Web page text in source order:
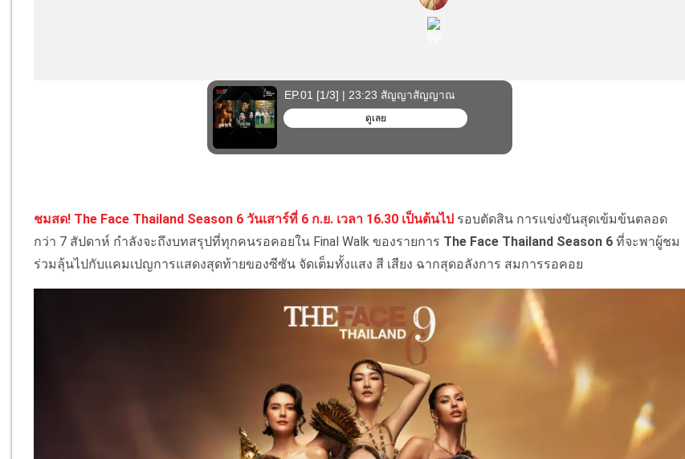
ชมสด! The Face Thailand Season 6 วันเสาร์ที่ 6 ก.ย. เวลา 16.30 เป็นต้นไป รอบตัดสิน การแข่งขันสุดเข้มข้นตลอด
กว่า 7 สัปดาห์ กำลังจะถึงบทสรุปที่ทุกคนรอคอยใน Final Walk ของรายการ The Face Thailand Season 6 ที่จะพาผู้ชม
ร่วมลุ้นไปกับแคมเปญการแสดงสุดท้ายของซีซัน จัดเต็มทั้งแสง สี เสียง ฉากสุดอลังการ สมการรอคอย